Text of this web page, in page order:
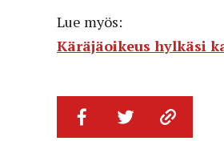
Lue myös:
Käräjäoikeus hylkäsi